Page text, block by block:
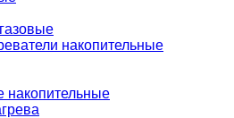
накопительные
накопительные